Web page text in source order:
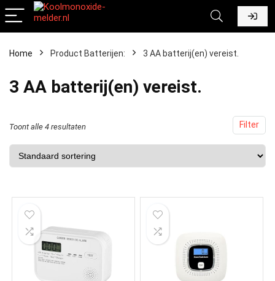
Home Product Batterijen: ‎3 AA batterij(en) vereist.
‎3 AA batterij(en) vereist.
Filter
Toont alle 4 resultaten